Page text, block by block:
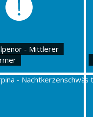
- Mittlerer